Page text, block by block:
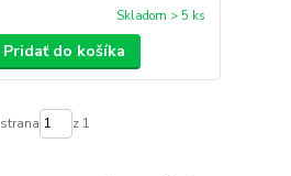
Skladom > 5 ks
Pridať do košíka
strana z 1